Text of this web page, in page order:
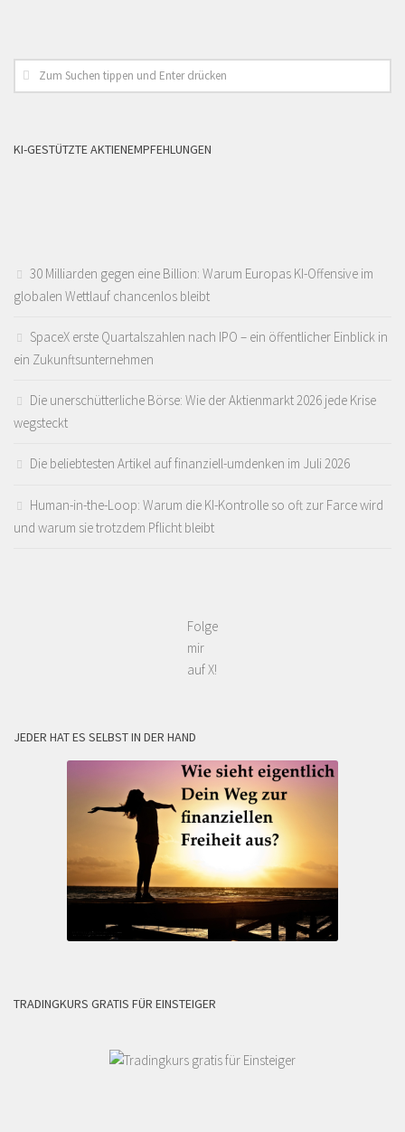
KI-GESTÜTZTE AKTIENEMPFEHLUNGEN
30 Milliarden gegen eine Billion: Warum Europas KI-Offensive im
globalen Wettlauf chancenlos bleibt
SpaceX erste Quartalszahlen nach IPO – ein öffentlicher Einblick in
ein Zukunftsunternehmen
Die unerschütterliche Börse: Wie der Aktienmarkt 2026 jede Krise
wegsteckt
Die beliebtesten Artikel auf finanziell-umdenken im Juli 2026
Human-in-the-Loop: Warum die KI-Kontrolle so oft zur Farce wird
und warum sie trotzdem Pflicht bleibt
Folge
mir
auf X!
JEDER HAT ES SELBST IN DER HAND
TRADINGKURS GRATIS FÜR EINSTEIGER